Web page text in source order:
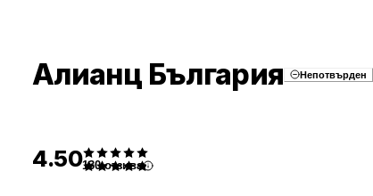
Алианц България Непотвърден
4.50130 отзива